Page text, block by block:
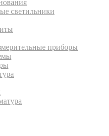
светильники
приборы